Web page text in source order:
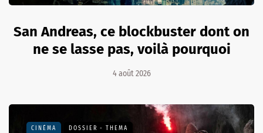
San Andreas, ce blockbuster dont on
ne se lasse pas, voilà pourquoi
4 août 2026
CINÉMA DOSSIER - THEMA